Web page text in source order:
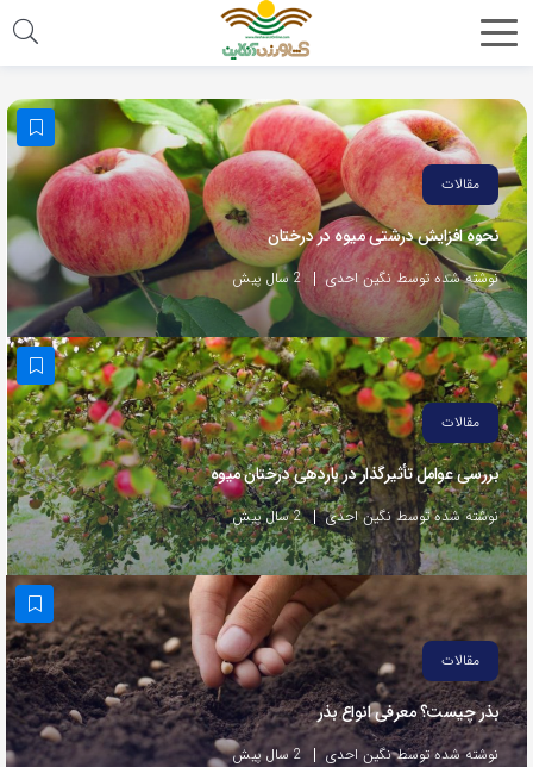
مقالات
نحوه افزایش درشتی میوه در درختان
نوشته شده توسط نگین احدی 2 سال پیش
مقالات
بررسی عوامل تأثیرگذار در باردهی درختان میوه
نوشته شده توسط نگین احدی 2 سال پیش
مقالات
بذر چیست؟ معرفی انواع بذر
نوشته شده توسط نگین احدی 2 سال پیش